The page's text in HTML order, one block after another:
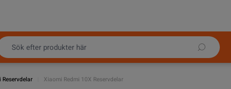
Reservdelar Xiaomi Redmi 10X Reservdelar